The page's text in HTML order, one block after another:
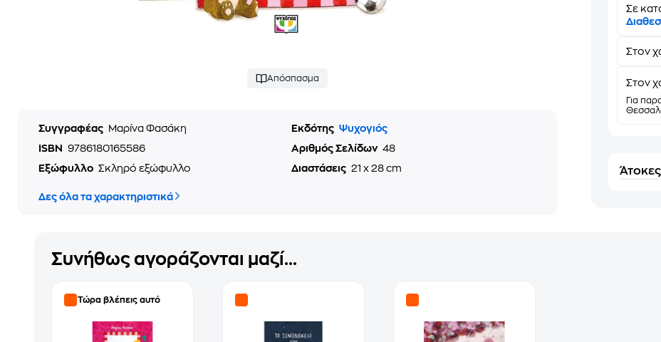
Απόσπασμα
Συγγραφέας Μαρίνα Φασάκη Εκδότης Ψυχογιός
ISBN
9786180165586 Αριθμός Σελίδων 48
Εξώφυλλο Σκληρό εξώφυλλο Διαστάσεις 21 x 28 cm
Δες όλα τα χαρακτηριστικά
Σε
Στον
Στον
Για
Συνήθως αγοράζονται μαζί...
Τώρα βλέπεις αυτό